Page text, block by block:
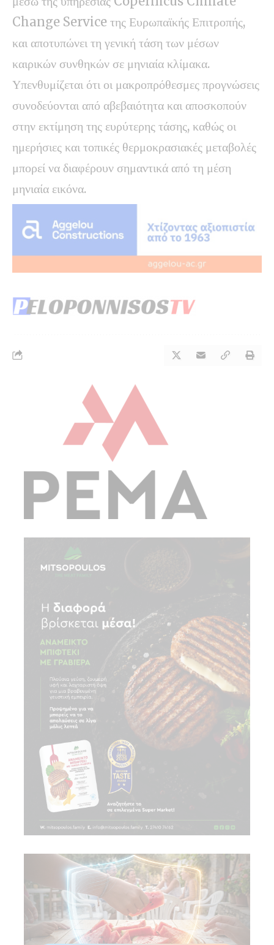
Change Service της Ευρωπαϊκής Επιτροπής,
και αποτυπώνει τη γενική τάση των μέσων
καιρικών συνθηκών σε μηνιαία κλίμακα.
Υπενθυμίζεται ότι οι μακροπρόθεσμες προγνώσεις
συνοδεύονται από αβεβαιότητα και αποσκοπούν
στην εκτίμηση της ευρύτερης τάσης, καθώς οι
ημερήσιες και τοπικές θερμοκρασιακές μεταβολές
μπορεί να διαφέρουν σημαντικά από τη μέση
μηνιαία εικόνα.